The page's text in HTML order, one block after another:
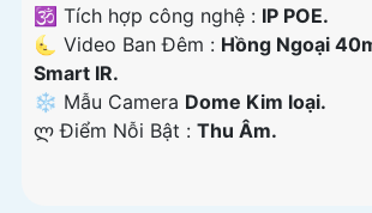
🕉️ Tích hợp công nghệ : IP POE.
🌜 Video Ban Đêm : Hồng Ngoại
Smart IR.
❄ Mẫu Camera Dome Kim loại.
️ლ Điểm Nỗi Bật : Thu Âm.